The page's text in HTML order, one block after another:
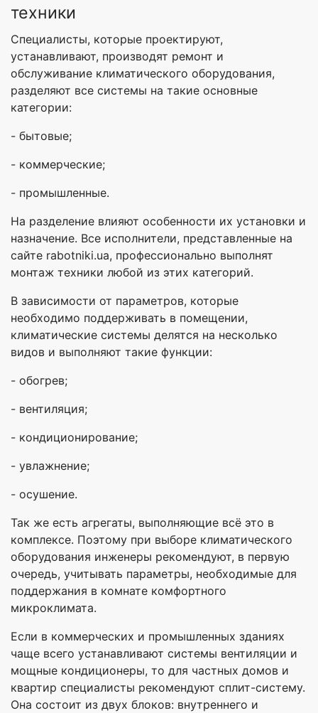
техники
Специалисты, которые проектируют,
устанавливают, производят ремонт и
обслуживание климатического оборудования,
разделяют все системы на такие основные
категории:
- бытовые;
- коммерческие;
- промышленные.
На разделение влияют особенности их установки и
назначение. Все исполнители, представленные на
сайте rabotniki.ua, профессионально выполнят
монтаж техники любой из этих категорий.
В зависимости от параметров, которые
необходимо поддерживать в помещении,
климатические системы делятся на несколько
видов и выполняют такие функции:
- обогрев;
- вентиляция;
- кондиционирование;
- увлажнение;
- осушение.
Так же есть агрегаты, выполняющие всё это в
комплексе. Поэтому при выборе климатического
оборудования инженеры рекомендуют, в первую
очередь, учитывать параметры, необходимые для
поддержания в комнате комфортного
микроклимата.
Если в коммерческих и промышленных зданиях
чаще всего устанавливают системы вентиляции и
мощные кондиционеры, то для частных домов и
квартир специалисты рекомендуют сплит-систему.
Она состоит из двух блоков: внутреннего и